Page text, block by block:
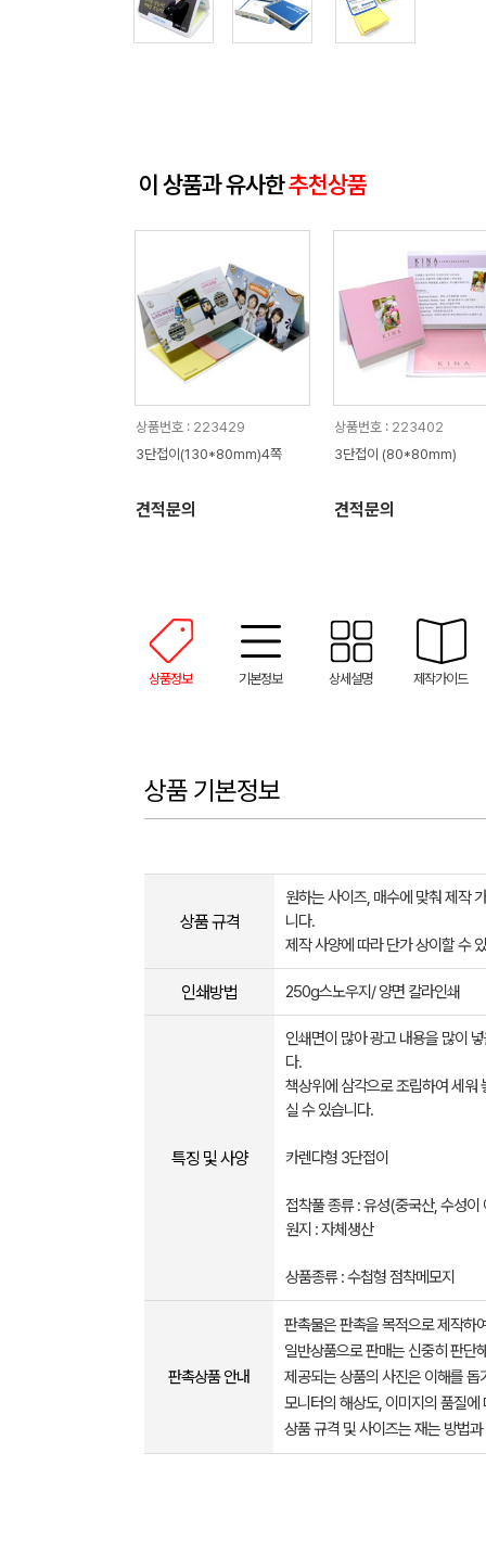
이 상품과 유사한추천상품
상품번호 : 223429
3단접이(130*80mm)4쪽
견적문의
상품번호 : 223402
3단접이 (80*80mm)
견적문의
상품정보 기본정보 상세설명 제작가이드
상품 기본정보
상품 규격
원하는 사이즈, 매수에 맞춰 제작
니다.
제작 사양에 따라 단가 상이할 수
인쇄방법 250g스노우지/ 양면 칼라인쇄
특징 및 사양
인쇄면이 많아 광고 내용을 많이
다.
책상위에 삼각으로 조립하여 세워
실 수 있습니다.
카렌다형 3단접이
접착풀 종류 : 유성(중국산, 수성이
원지 : 자체생산
상품종류 : 수첩형 점착메모지
판촉상품 안내
판촉물은 판촉을 목적으로 제작하
일반상품으로 판매는 신중히 판단
제공되는 상품의 사진은 이해를
모니터의 해상도, 이미지의 품질
상품 규격 및 사이즈는 재는 방법